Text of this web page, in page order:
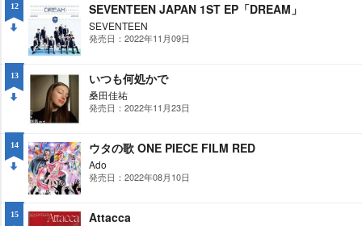
12
WN
SEVENTEEN JAPAN 1ST EP「DREAM」
SEVENTEEN
発売日：2022年11月09日
13
WN
いつも何処かで
桑田佳祐
発売日：2022年11月23日
14
WN
ウタの歌 ONE PIECE FILM RED
Ado
発売日：2022年08月10日
15 Attacca